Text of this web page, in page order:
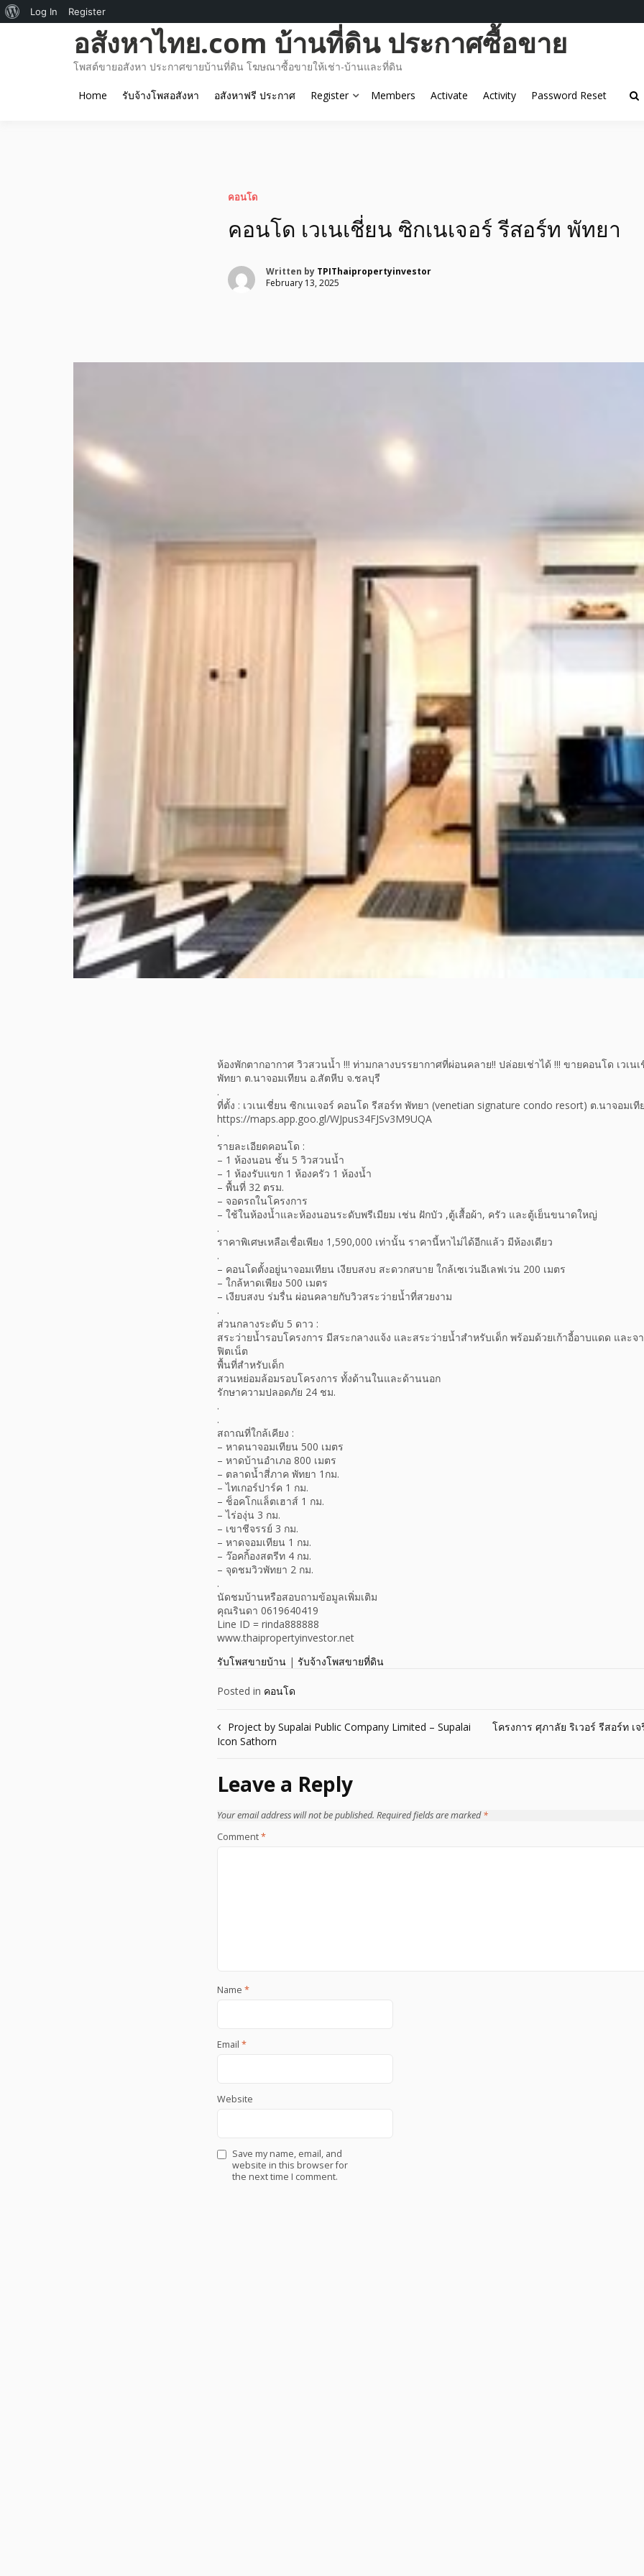
อสังหาไทย.com บ้านที่ดิน ประกาศซื้อขาย
โพสต์ขายอสังหา ประกาศขายบ้านที่ดิน โฆษณาซื้อขายให้เช่า-บ้านและที่ดิน
Home รับจ้างโพสอสังหา อสังหาฟรี ประกาศ Register Members Activate Activity Password Reset
คอนโด
คอนโด เวเนเชี่ยน ซิกเนเจอร์ รีสอร์ท พัทยา
Written by TPIThaipropertyinvestor
February 13, 2025
ห้องพักตากอากาศ วิวสวนน้ำ !!! ท่ามกลางบรรยากาศที่ผ่อนคลาย!! ปล่อยเช่าได้ !!! ขายคอนโด เวเน
พัทยา ต.นาจอมเทียน อ.สัตหีบ จ.ชลบุรี
.
ที่ตั้ง : เวเนเชี่ยน ซิกเนเจอร์ คอนโด รีสอร์ท พัทยา (venetian signature condo resort) ต.นาจอมเ
https://maps.app.goo.gl/WJpus34FJSv3M9UQA
.
รายละเอียดคอนโด :
– 1 ห้องนอน ชั้น 5 วิวสวนน้ำ
– 1 ห้องรับแขก 1 ห้องครัว 1 ห้องน้ำ
– พื้นที่ 32 ตรม.
– จอดรถในโครงการ
– ใช้ในห้องน้ำและห้องนอนระดับพรีเมียม เช่น ฝักบัว ,ตู้เสื้อผ้า, ครัว และตู้เย็นขนาดใหญ่
.
ราคาพิเศษเหลือเชื่อเพียง 1,590,000 เท่านั้น ราคานี้หาไม่ได้อีกแล้ว มีห้องเดียว
.
– คอนโดตั้งอยู่นาจอมเทียน เงียบสงบ สะดวกสบาย ใกล้เซเว่นอีเลฟเว่น 200 เมตร
– ใกล้หาดเพียง 500 เมตร
– เงียบสงบ ร่มรื่น ผ่อนคลายกับวิวสระว่ายน้ำที่สวยงาม
.
ส่วนกลางระดับ 5 ดาว :
สระว่ายน้ำรอบโครงการ มีสระกลางแจ้ง และสระว่ายน้ำสำหรับเด็ก พร้อมด้วยเก้าอี้อาบแดด และจ
ฟิตเน็ต
พื้นที่สำหรับเด็ก
สวนหย่อมล้อมรอบโครงการ ทั้งด้านในและด้านนอก
รักษาความปลอดภัย 24 ชม.
.
.
สถาณที่ใกล้เคียง :
– หาดนาจอมเทียน 500 เมตร
– หาดบ้านอำเภอ 800 เมตร
– ตลาดน้ำสี่ภาค พัทยา 1กม.
– ไทเกอร์ปาร์ค 1 กม.
– ช็อคโกแล็ตเฮาส์ 1 กม.
– ไร่องุ่น 3 กม.
– เขาชีจรรย์ 3 กม.
– หาดจอมเทียน 1 กม.
– ว๊อคกิ้องสตรีท 4 กม.
– จุดชมวิวพัทยา 2 กม.
.
นัดชมบ้านหรือสอบถามข้อมูลเพิ่มเติม
คุณรินดา 0619640419
Line ID = rinda888888
www.thaipropertyinvestor.net
รับโพสขายบ้าน | รับจ้างโพสขายที่ดิน
Posted in คอนโด
Post
Project by Supalai Public Company Limited – Supalai
Icon Sathorn
โครงการ ศุภาลัย ริเวอร์ รีสอร์ท เ
Leave a Reply
Your email address will not be published. Required fields are marked*
Comment*
Name *
Email *
Website
Save my name, email, and
website in this browser for
the next time I comment.
About
Log In Register